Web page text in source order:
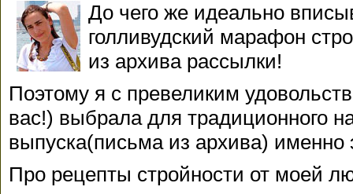
До чего же идеально
голливудский марафон
из архива рассылки!
Поэтому я с превеликим
вас!) выбрала для традиционного
выпуска(письма из архива) именно
Про рецепты стройности от моей